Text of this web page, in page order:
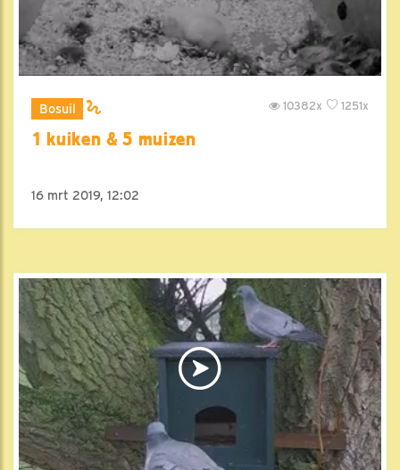
Bosuil 1251x
10382x
1 kuiken & 5 muizen
16 mrt 2019, 12:02